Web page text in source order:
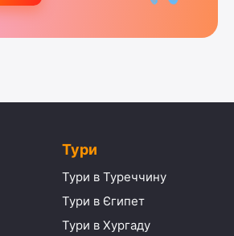
Тури
Тури в Туреччину
Тури в Єгипет
Тури в Хургаду